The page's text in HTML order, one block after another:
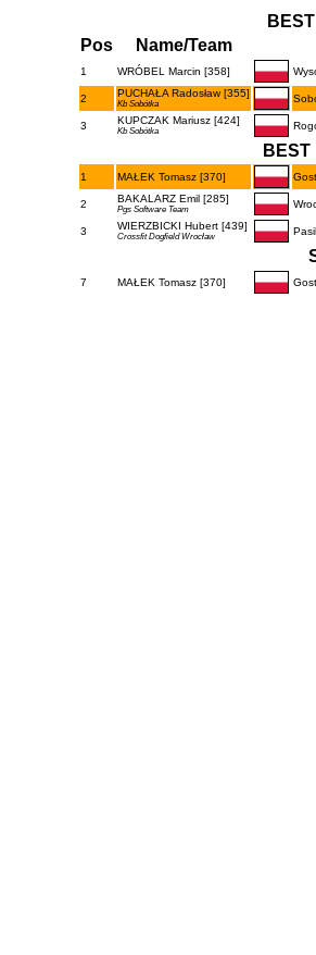
Pos
Name/Team
1 WRÓBEL Marcin [358]
2 PUCHAŁA Radosław [355]
Kb Sobótka
3 KUPCZAK Mariusz [424]
Kb Sobótka
BEST
1 MAŁEK Tomasz [370]
2 BAKALARZ Emil [285]
Pgs Software Team
3 WIERZBICKI Hubert [439]
Crossfit Dogfield Wrocław
7 MAŁEK Tomasz [370]